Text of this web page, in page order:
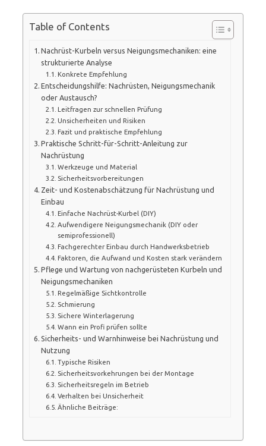
Table of Contents
Nachrüst-Kurbeln versus Neigungsmechaniken: eine
strukturierte Analyse
Konkrete Empfehlung
Entscheidungshilfe: Nachrüsten, Neigungsmechanik
oder Austausch?
Leitfragen zur schnellen Prüfung
Unsicherheiten und Risiken
Fazit und praktische Empfehlung
Praktische Schritt-für-Schritt-Anleitung zur
Nachrüstung
Werkzeuge und Material
Sicherheitsvorbereitungen
Zeit- und Kostenabschätzung für Nachrüstung und
Einbau
Einfache Nachrüst-Kurbel (DIY)
Aufwendigere Neigungsmechanik (DIY oder
semiprofessionell)
Fachgerechter Einbau durch Handwerksbetrieb
Faktoren, die Aufwand und Kosten stark verändern
Pflege und Wartung von nachgerüsteten Kurbeln und
Neigungsmechaniken
Regelmäßige Sichtkontrolle
Schmierung
Sichere Winterlagerung
Wann ein Profi prüfen sollte
Sicherheits- und Warnhinweise bei Nachrüstung und
Nutzung
Typische Risiken
Sicherheitsvorkehrungen bei der Montage
Sicherheitsregeln im Betrieb
Verhalten bei Unsicherheit
Ähnliche Beiträge: